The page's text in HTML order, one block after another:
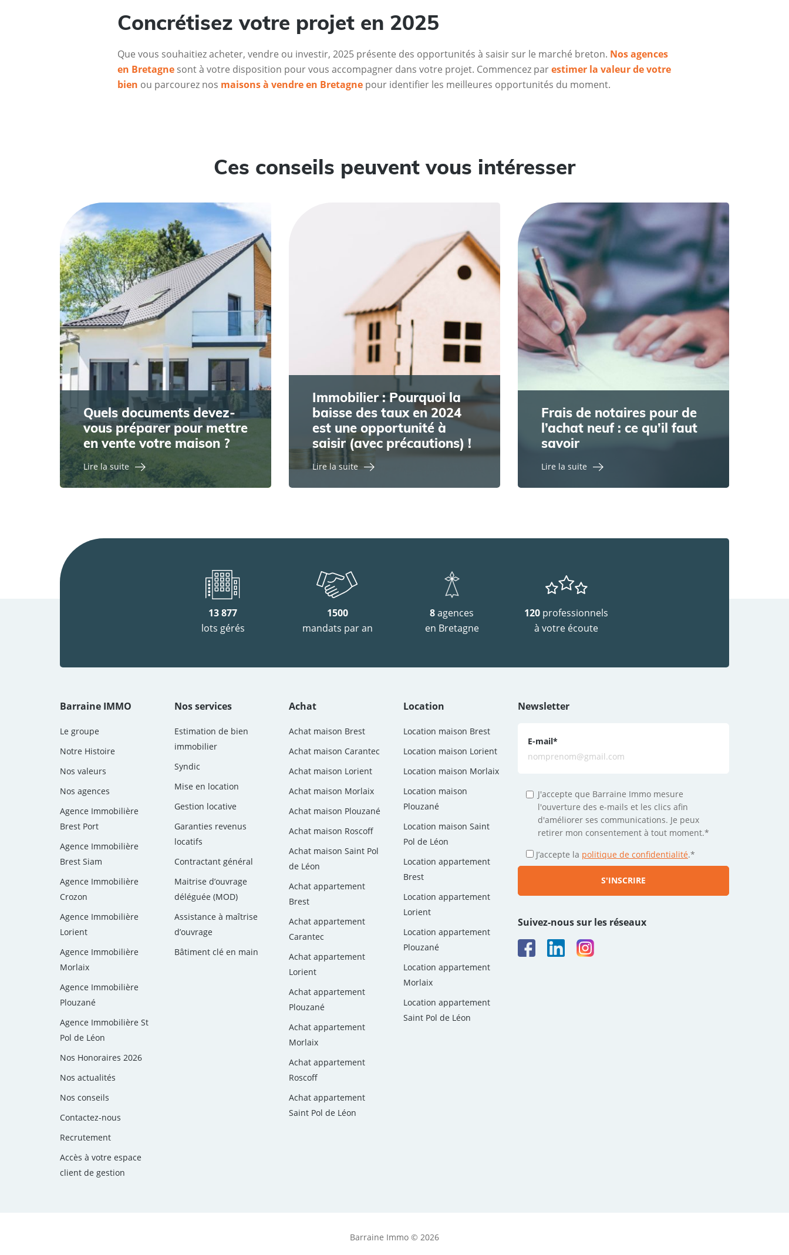
Concrétisez votre projet en 2025
Que vous souhaitiez acheter, vendre ou investir, 2025 présente des opportunités à saisir sur le marché breton. Nos agences
en Bretagnesont à votre disposition pour vous accompagner dans votre projet. Commencez parestimer la valeur de votre
bien ou parcourez nos maisons à vendre en Bretagnepour identifier les meilleures opportunités du moment.
Ces conseils peuvent vous intéresser
Quels documents devez-
vous préparer pour mettre
en vente votre maison ?
Lire la suite
Immobilier : Pourquoi la
baisse des taux en 2024
est une opportunité à
saisir (avec précautions) !
Lire la suite
Frais de notaires pour de
l’achat neuf : ce qu’il faut
savoir
Lire la suite
13 877
lots gérés
1500
mandats par an
8agences
en Bretagne
120 professionnels
à votre écoute
Barraine IMMO
Le groupe
Notre Histoire
Nos valeurs
Nos agences
Agence Immobilière
Brest Port
Agence Immobilière
Brest Siam
Agence Immobilière
Crozon
Agence Immobilière
Lorient
Agence Immobilière
Morlaix
Agence Immobilière
Plouzané
Agence Immobilière St
Pol de Léon
Nos Honoraires 2026
Nos actualités
Nos conseils
Contactez-nous
Recrutement
Accès à votre espace
client de gestion
Nos services
Estimation de bien
immobilier
Syndic
Mise en location
Gestion locative
Garanties revenus
locatifs
Contractant général
Maitrise d’ouvrage
déléguée (MOD)
Assistance à maîtrise
d’ouvrage
Bâtiment clé en main
Achat
Achat maison Brest
Achat maison Carantec
Achat maison Lorient
Achat maison Morlaix
Achat maison Plouzané
Achat maison Roscoff
Achat maison Saint Pol
de Léon
Achat appartement
Brest
Achat appartement
Carantec
Achat appartement
Lorient
Achat appartement
Plouzané
Achat appartement
Morlaix
Achat appartement
Roscoff
Achat appartement
Saint Pol de Léon
Location
Location maison Brest
Location maison Lorient
Location maison Morlaix
Location maison
Plouzané
Location maison Saint
Pol de Léon
Location appartement
Brest
Location appartement
Lorient
Location appartement
Plouzané
Location appartement
Morlaix
Location appartement
Saint Pol de Léon
Newsletter
E-mail*
J'accepte que Barraine Immo mesure
l'ouverture des e-mails et les clics afin
d'améliorer ses communications. Je peux
retirer mon consentement à tout moment.*
J’accepte la politique de confidentialité.*
Suivez-nous sur les réseaux
Barraine Immo © 2026